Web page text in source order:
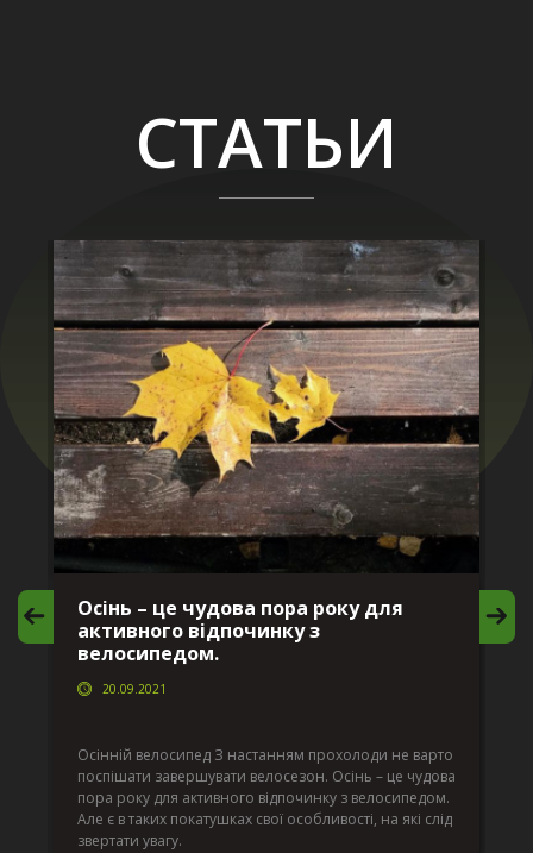
СТАТЬИ
Осінь – це чудова пора року для
активного відпочинку з
велосипедом.
20.09.2021
Осінній велосипед З настанням прохолоди не варто
поспішати завершувати велосезон. Осінь – це чудова
пора року для активного відпочинку з велосипедом.
Але є в таких покатушках свої особливості, на які слід
звертати увагу.